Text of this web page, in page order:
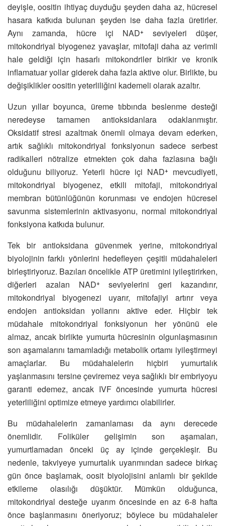
deyişle, oositin ihtiyaç duyduğu şeyden daha az, hücresel
hasara katkıda bulunan şeyden ise daha fazla üretirler.
Aynı zamanda, hücre içi NAD⁺ seviyeleri düşer,
mitokondriyal biyogenez yavaşlar, mitofaji daha az verimli
hale geldiği için hasarlı mitokondriler birikir ve kronik
inflamatuar yollar giderek daha fazla aktive olur. Birlikte, bu
değişiklikler oositin yeterliliğini kademeli olarak azaltır.
Uzun yıllar boyunca, üreme tıbbında beslenme desteği
neredeyse tamamen antioksidanlara odaklanmıştır.
Oksidatif stresi azaltmak önemli olmaya devam ederken,
artık sağlıklı mitokondriyal fonksiyonun sadece serbest
radikalleri nötralize etmekten çok daha fazlasına bağlı
olduğunu biliyoruz. Yeterli hücre içi NAD⁺ mevcudiyeti,
mitokondriyal biyogenez, etkili mitofaji, mitokondriyal
membran bütünlüğünün korunması ve endojen hücresel
savunma sistemlerinin aktivasyonu, normal mitokondriyal
fonksiyona katkıda bulunur.
Tek bir antioksidana güvenmek yerine, mitokondriyal
biyolojinin farklı yönlerini hedefleyen çeşitli müdahaleleri
birleştiriyoruz. Bazıları öncelikle ATP üretimini iyileştirirken,
diğerleri azalan NAD⁺ seviyelerini geri kazandırır,
mitokondriyal biyogenezi uyarır, mitofajiyi artırır veya
endojen antioksidan yollarını aktive eder. Hiçbir tek
müdahale mitokondriyal fonksiyonun her yönünü ele
almaz, ancak birlikte yumurta hücresinin olgunlaşmasının
son aşamalarını tamamladığı metabolik ortamı iyileştirmeyi
amaçlarlar. Bu müdahalelerin hiçbiri yumurtalık
yaşlanmasını tersine çeviremez veya sağlıklı bir embriyoyu
garanti edemez, ancak IVF öncesinde yumurta hücresi
yeterliliğini optimize etmeye yardımcı olabilirler.
Bu müdahalelerin zamanlaması da aynı derecede
önemlidir. Foliküler gelişimin son aşamaları,
yumurtlamadan önceki üç ay içinde gerçekleşir. Bu
nedenle, takviyeye yumurtalık uyarımından sadece birkaç
gün önce başlamak, oosit biyolojisini anlamlı bir şekilde
etkileme olasılığı düşüktür. Mümkün olduğunca,
mitokondriyal desteğe uyarım öncesinde en az 6-8 hafta
önce başlanmasını öneriyoruz; böylece bu müdahaleler